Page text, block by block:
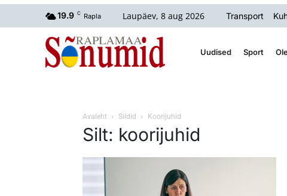
19.9 C Rapla Laupäev, 8 aug 2026 Transport
Uudised Sport
Avaleht Sildid Koorijuhid
Silt: koorijuhid